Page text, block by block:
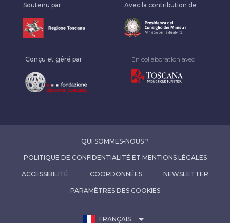
Soutenu par Avec la contribution de
Conçu et géré par En collaboration avec
QUI SOMMES-NOUS ?
POLITIQUE DE CONFIDENTIALITÉ ET MENTIONS LÉGALES
ACCESSIBILITÉ COORDONNÉES NEWSLETTER
PARAMÈTRES DES COOKIES
FRANÇAIS arrow_drop_down